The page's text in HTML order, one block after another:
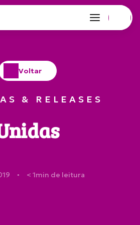
Voltar
& RELEASES
● < 1min de leitura